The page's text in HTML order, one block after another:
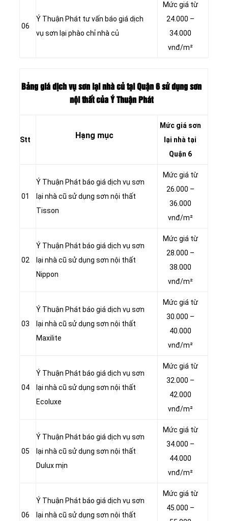
06
Ý Thuận Phát tư vấn báo giá dịch
vụ sơn lại phào chỉ nhà củ
Mức giá từ
24.000 –
34.000
vnđ/m²
Bảng giá dịch vụ sơn lại nhà củ tại Quận 6 sử dụng sơn
nội thất của Ý Thuận Phát
Stt Hạng mục
Mức giá sơn
lại nhà tại
Quận 6
01
Ý Thuận Phát báo giá dịch vụ sơn
lại nhà cũ sử dụng sơn nội thất
Tisson
Mức giá từ
26.000 –
36.000
vnđ/m²
02
Ý Thuận Phát báo giá dịch vụ sơn
lại nhà cũ sử dụng sơn nội thất
Nippon
Mức giá từ
28.000 –
38.000
vnđ/m²
03
Ý Thuận Phát báo giá dịch vụ sơn
lại nhà cũ sử dụng sơn nội thất
Maxilite
Mức giá từ
30.000 –
40.000
vnđ/m²
04
Ý Thuận Phát báo giá dịch vụ sơn
lại nhà cũ sử dụng sơn nội thất
Ecoluxe
Mức giá từ
32.000 –
42.000
vnđ/m²
05
Ý Thuận Phát báo giá dịch vụ sơn
lại nhà cũ sử dụng sơn nội thất
Dulux mịn
Mức giá từ
34.000 –
44.000
vnđ/m²
06
Ý Thuận Phát báo giá dịch vụ sơn
lại nhà cũ sử dụng sơn nội thất
Mức giá từ
45.000 –